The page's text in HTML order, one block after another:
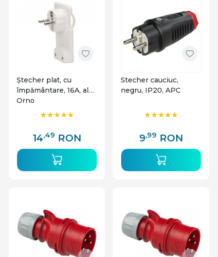
Ștecher plat, cu
împământare, 16A, alb,
Orno
14,49 RON
Stecher cauciuc,
negru, IP20, APC
9,99 RON